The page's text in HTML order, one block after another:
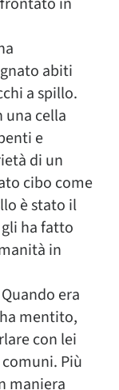
abiti
a spillo.
una cella
e
di un
cibo come
è stato il
ha fatto
in
era
mentito,
con lei
Più
maniera